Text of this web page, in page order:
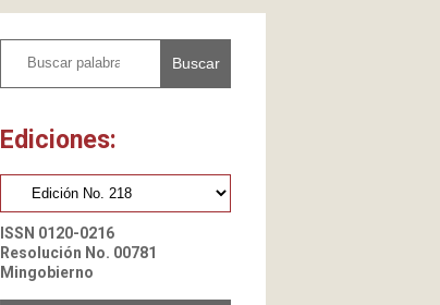
Buscar
Ediciones:
ISSN 0120-0216
Resolución No. 00781
Mingobierno